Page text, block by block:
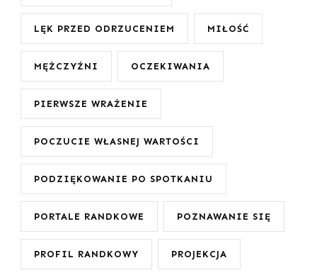
LĘK PRZED ODRZUCENIEM MIŁOŚĆ
MĘŻCZYŹNI OCZEKIWANIA
PIERWSZE WRAŻENIE
POCZUCIE WŁASNEJ WARTOŚCI
PODZIĘKOWANIE PO SPOTKANIU
PORTALE RANDKOWE POZNAWANIE SIĘ
PROFIL RANDKOWY PROJEKCJA